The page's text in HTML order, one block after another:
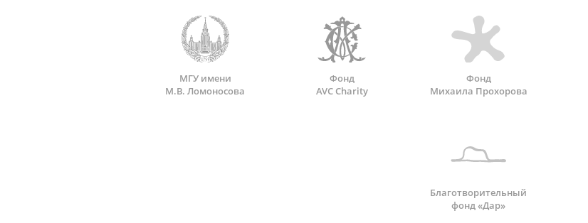
МГУ имени
М.В. Ломоносова
Фонд
AVC Charity
Фонд
Михаила Прохорова
Благотворительный
фонд «Дар»